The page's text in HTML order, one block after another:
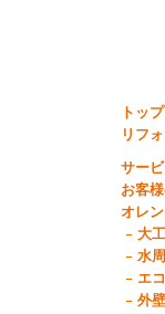
トップ
リフ
サー
お客
オレ
大
水
エ
外